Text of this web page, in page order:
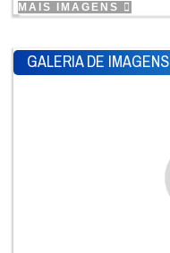
MAIS IMAGENS
GALERIA DE IMAGENS